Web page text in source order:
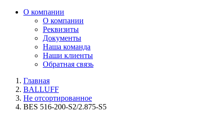
О компании
О компании
Реквизиты
Документы
Наша команда
Наши клиенты
Обратная связь
Главная
BALLUFF
Не отсортированное
BES 516-200-S2/2.875-S5